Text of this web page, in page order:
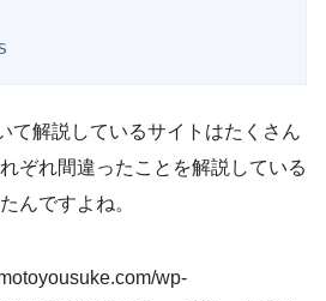
て解説しているサイトはたくさん
ぞれ間違ったことを解説している
んですよね。
wp-